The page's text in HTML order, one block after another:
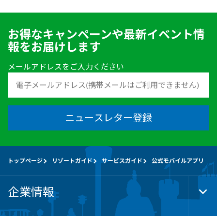
お得なキャンペーンや最新イベント情
報をお届けします
メールアドレスをご入力ください
ニュースレター登録
トップページ リゾートガイド サービスガイド 公式モバイルアプリ
企業情報